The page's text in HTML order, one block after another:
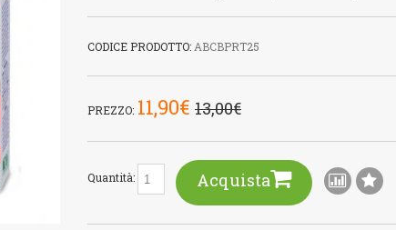
CODICE PRODOTTO:ABCBPRT25
PREZZO: 11,90€ 13,00€
Quantità: Acquista